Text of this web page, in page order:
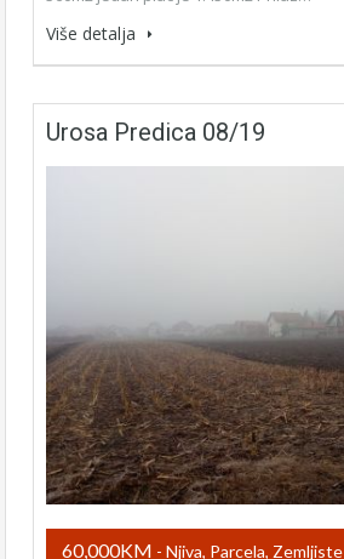
Više detalja
Urosa Predica 08/19
60,000KM - Njiva, Parcela, Zemljiste